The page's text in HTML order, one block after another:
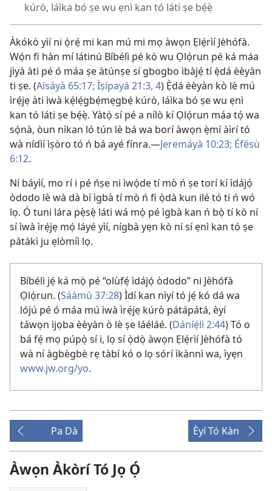
kúrò, láìka bó ṣe wu ẹnì kan tó láti ṣe bẹ́ẹ̀
Àkókò yìí ni ọ̀rẹ́ mi kan mú mi mọ àwọn Ẹlẹ́rìí Jèhófà.
Wọ́n fi hàn mí látinú Bíbélì pé kò wu Ọlọ́run pé ká máa
jìyà àti pé ó máa ṣe àtúnṣe sí gbogbo ìbàjẹ́ tí ẹ̀dá èèyàn
ti ṣe. (Aísáyà 65:17; Ìṣípayá 21:3, 4) Ẹ̀dá èèyàn kò lè mú
ìrẹ́jẹ àti ìwà kẹ́lẹ́gbẹ́mẹgbẹ́ kúrò, láìka bó ṣe wu ẹnì
kan tó láti ṣe bẹ́ẹ̀. Yàtọ̀ sí pé a nílò kí Ọlọ́run máa tọ́ wa
sọ́nà, òun nìkan ló tún lè bá wa borí àwọn ẹ̀mí àìrí tó
wà nídìí ìṣòro tó ń bá ayé fínra.—Jeremáyà 10:23; Éfésù
6:12.
Ní báyìí, mo rí i pé ńṣe ni ìwọ́de tí mò ń ṣe torí kí ìdájọ́
òdodo lè wà dà bí ìgbà tí mò ń fi ọ̀dà kun ilé tó ti ń wó
lọ. Ó tuni lára pẹ̀sẹ̀ láti wá mọ̀ pé ìgbà kan ń bọ̀ tí kò ní
sí ìwà ìrẹ́jẹ mọ́ láyé yìí, nígbà yẹn kò ní sí ẹnì kan tó ṣe
pàtàkì ju ẹlòmíì lọ.
Bíbélì jẹ́ ká mọ̀ pé “olùfẹ́ ìdájọ́ òdodo” ni Jèhófà
Ọlọ́run. (Sáàmù 37:28) Ìdí kan nìyí tó jẹ́ kó dá wa
lójú pé ó máa mú ìwà ìrẹ́jẹ kúrò pátápátá, èyí
táwọn ìjọba èèyàn ò lè ṣe láéláé. (Dáníẹ́lì 2:44) Tó o
bá fẹ́ mọ púpọ̀ sí i, lọ sí ọ̀dọ̀ àwọn Ẹlẹ́rìí Jèhófà tó
wà ní àgbègbè rẹ tàbí kó o lọ sórí ìkànnì wa, ìyẹn
www.jw.org/yo.
Pa Dà Èyí Tó Kàn
Àwọn Àkòrí Tó Jọ Ọ́